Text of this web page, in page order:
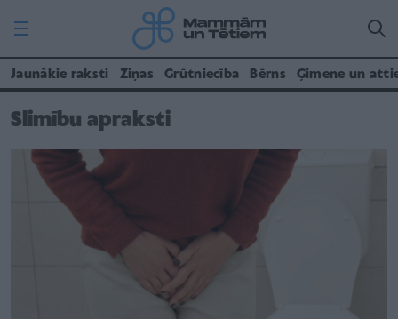
Jaunākie raksti Ziņas Grūtniecība Bērns Ģimene un
Slimību apraksti